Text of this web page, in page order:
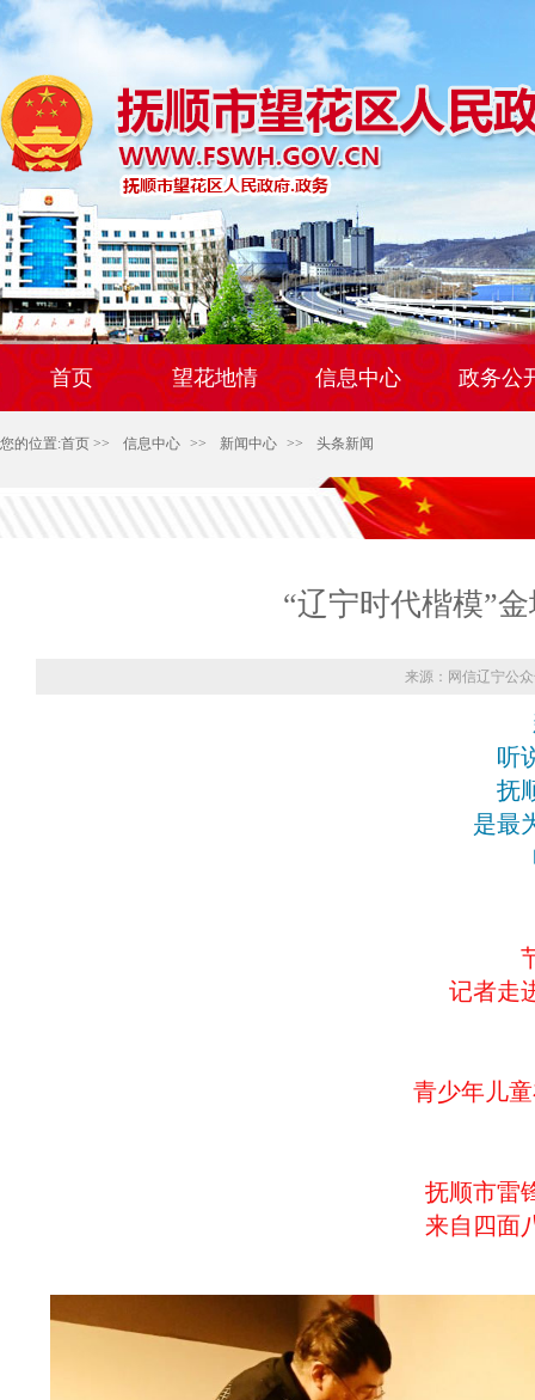
首页 望花地情 信息中心 政务公
您的位置:首页 >> 信息中心 >> 新闻中心 >> 头条新闻
“辽宁时代楷模”
来源：网信辽宁公
听
抚
是最
记者走
青少年儿
抚顺市雷
来自四面